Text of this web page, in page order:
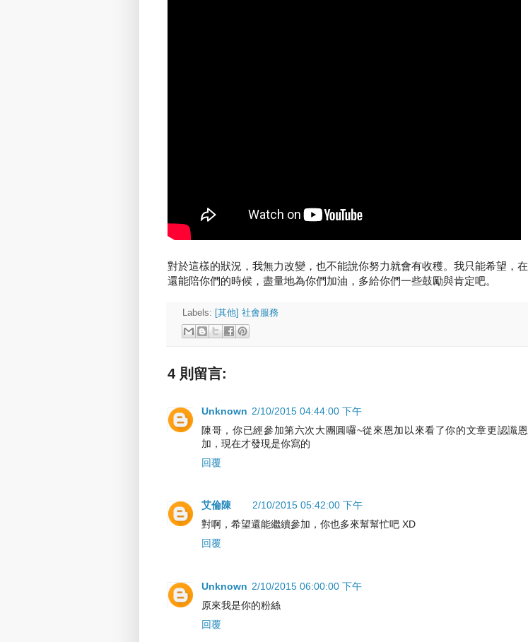
對於這樣的狀況，我無力改變，也不能說你努力就會有收穫。我只能希望，在
還能陪你們的時候，盡量地為你們加油，多給你們一些鼓勵與肯定吧。
Labels: [其他] 社會服務
4 則留言:
Unknown 2/10/2015 04:44:00 下午
陳哥，你已經參加第六次大團圓囉~從來恩加以來看了你的文章更認識恩
加，現在才發現是你寫的
回覆
艾倫陳
2/10/2015 05:42:00 下午
對啊，希望還能繼續參加，你也多來幫幫忙吧 XD
回覆
Unknown 2/10/2015 06:00:00 下午
原來我是你的粉絲
回覆